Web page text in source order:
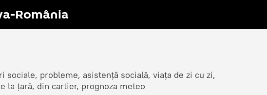
România
sociale, probleme, asistență socială, viața de zi cu zi,
la țară, din cartier, prognoza meteo